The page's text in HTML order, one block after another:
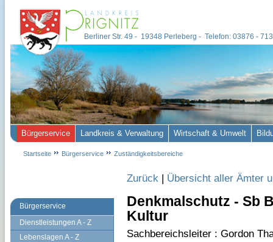
Bürgerservice
Dienstleistungen A - Z
Lebenslagen A - Z
Zurück | Übersicht aller Ämter
Denkmalschutz - Sb
Kultur
Sachbereichsleiter : Gordon
Berliner Str. 49 - 19348 Perleberg - Telefon: 03876 -
Bürgerservice Landkreis & Verwaltung Wirtschaft & Umwelt
Startseite Bürgerservice Zuständigkeitsbereiche